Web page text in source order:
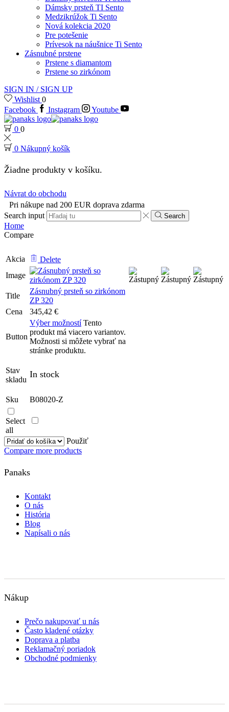
Dámsky prsteň TI Sento
Medzikrúžok Ti Sento
Nová kolekcia 2020
Pre potešenie
Prívesok na náušnice Ti Sento
Zásnubné prstene
Prstene s diamantom
Prstene so zirkónom
SIGN IN / SIGN UP
Wishlist 0
Facebook
Instagram Youtube
0 0
0 Nákupný košík
Žiadne produkty v košíku.
Návrat do obchodu
Pri nákupe nad 200 EUR doprava zdarma
Search input
Search
Home
Compare
Akcia
Delete
Image
Title
Zásnubný prsteň so zirkónom
ZP 320
Cena
345,42 €
Button
Výber možností Tento
produkt má viacero variantov.
Možnosti si môžete vybrať na
stránke produktu.
Stav
skladu
In stock
Sku B08020-Z
Select
all
Použiť
Compare more products
Panaks
Kontakt
O nás
História
Blog
Napísali o nás
Nákup
Prečo nakupovať u nás
Často kladené otázky
Doprava a platba
Reklamačný poriadok
Obchodné podmienky